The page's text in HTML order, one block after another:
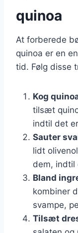
quinoa
At forberede
quinoa er en
tid. Følg disse
Kog
tilsæt
indtil det
Sauter
lidt
dem, indtil
Bland
kombiner
svampe,
Tilsæt